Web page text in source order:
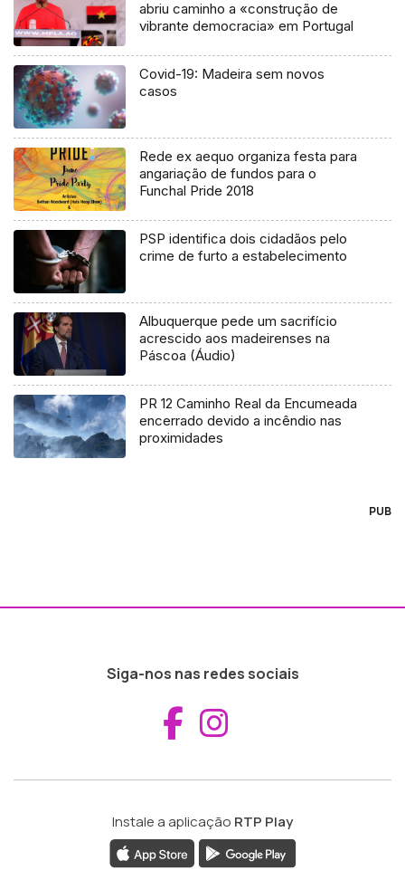
abriu caminho a «construção de
vibrante democracia» em Portugal
Covid-19: Madeira sem novos
casos
Rede ex aequo organiza festa para
angariação de fundos para o
Funchal Pride 2018
PSP identifica dois cidadãos pelo
crime de furto a estabelecimento
Albuquerque pede um sacrifício
acrescido aos madeirenses na
Páscoa (Áudio)
PR 12 Caminho Real da Encumeada
encerrado devido a incêndio nas
proximidades
PUB
Siga-nos nas redes sociais
Aceder ao
Instale a aplicação RTP Play